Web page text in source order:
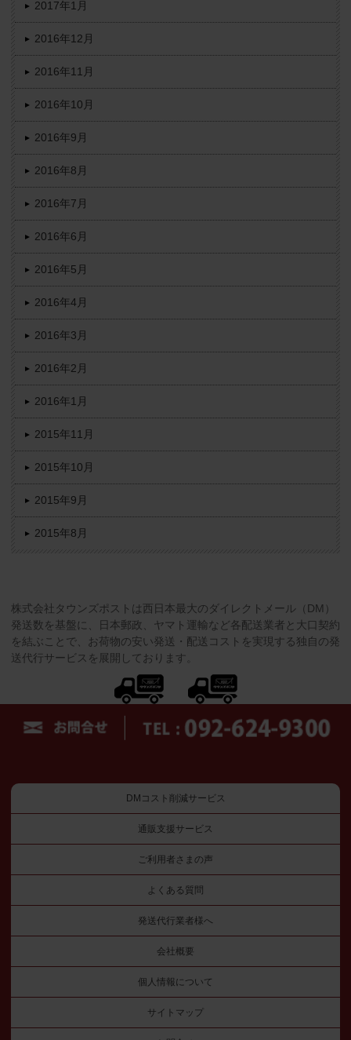
2017年1月
2016年12月
2016年11月
2016年10月
2016年9月
2016年8月
2016年7月
2016年6月
2016年5月
2016年4月
2016年3月
2016年2月
2016年1月
2015年11月
2015年10月
2015年9月
2015年8月
株式会社タウンズポストは西日本最大のダイレクトメール（DM）
発送数を基盤に、日本郵政、ヤマト運輸など各配送業者と大口契約
を結ぶことで、お荷物の安い発送・配送コストを実現する独自の発
送代行サービスを展開しております。
DMコスト削減サービス
通販支援サービス
ご利用者さまの声
よくある質問
発送代行業者様へ
会社概要
個人情報について
サイトマップ